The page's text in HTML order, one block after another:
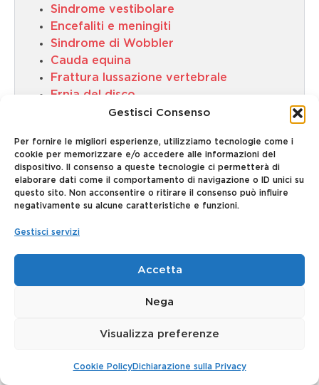
Gestisci Consenso
Per fornire le migliori esperienze, utilizziamo tecnologie come i
cookie per memorizzare e/o accedere alle informazioni del
dispositivo. Il consenso a queste tecnologie ci permetterà di
elaborare dati come il comportamento di navigazione o ID unici su
questo sito. Non acconsentire o ritirare il consenso può influire
negativamente su alcune caratteristiche e funzioni.
Gestisci servizi
Accetta
Nega
Visualizza preferenze
Cookie PolicyDichiarazione sulla Privacy
Sindrome vestibolare
Encefaliti e meningiti
Sindrome di Wobbler
Cauda equina
Frattura lussazione vertebrale
Ernia del disco
cane
Mielopatia degenerativa
Tumori cerebrali
Neurodiagnostica per immagini